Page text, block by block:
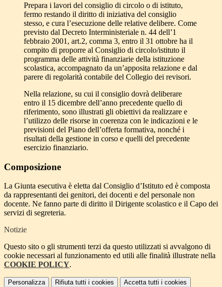
Prepara i lavori del consiglio di circolo o di istituto,
fermo restando il diritto di iniziativa del consiglio
stesso, e cura l’esecuzione delle relative delibere. Come
previsto dal Decreto Interministeriale n. 44 dell’1
febbraio 2001, art.2, comma 3, entro il 31 ottobre ha il
compito di proporre al Consiglio di circolo/istituto il
programma delle attività finanziarie della istituzione
scolastica, accompagnato da un’apposita relazione e dal
parere di regolarità contabile del Collegio dei revisori.
Nella relazione, su cui il consiglio dovrà deliberare
entro il 15 dicembre dell’anno precedente quello di
riferimento, sono illustrati gli obiettivi da realizzare e
l’utilizzo delle risorse in coerenza con le indicazioni e le
previsioni del Piano dell’offerta formativa, nonché i
risultati della gestione in corso e quelli del precedente
esercizio finanziario.
Composizione
La Giunta esecutiva è eletta dal Consiglio d’Istituto ed è composta
da rappresentanti dei genitori, dei docenti e del personale non
docente. Ne fanno parte di diritto il Dirigente scolastico e il Capo dei
servizi di segreteria.
Notizie
Questo sito o gli strumenti terzi da questo utilizzati si avvalgono di
cookie necessari al funzionamento ed utili alle finalità illustrate nella
COOKIE POLICY.
Personalizza Rifiuta tutti i cookies Accetta tutti i cookies